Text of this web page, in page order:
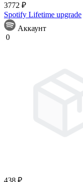
3772 ₽
Spotify Lifetime upgrade
Аккаунт
0
438 ₽